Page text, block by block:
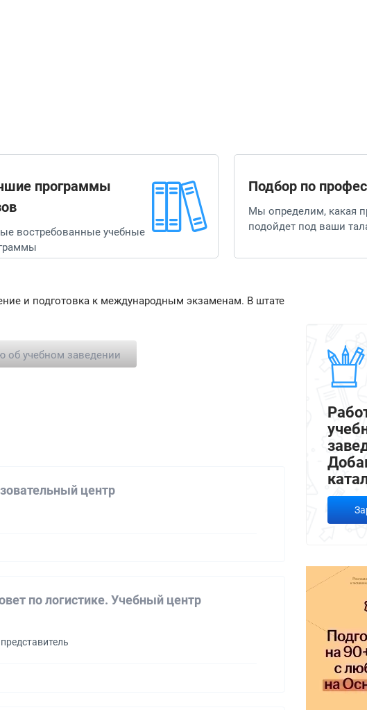
программы
востребованные учебные
Подбор по
Мы определим, какая
подойдет под ваши
и подготовка к международным экзаменам. В штате
об учебном заведении
центр
по логистике. Учебный центр